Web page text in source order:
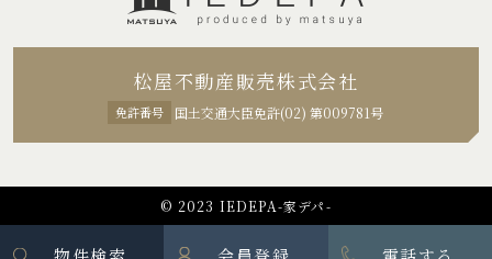
松屋不動産販売株式会社
免許番号 国土交通大臣免許(02) 第009781号
© 2023 IEDEPA-家デパ-